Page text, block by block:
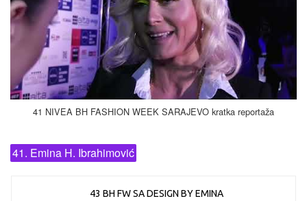
41 NIVEA BH FASHION WEEK SARAJEVO kratka reportaža
41. Emina H. Ibrahimović
43 BH FW SA DESIGN BY EMINA